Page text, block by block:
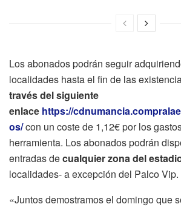
Los abonados podrán seguir
localidades hasta el fin de las
través del siguiente
enlace https://
os/con un coste de 1,12€ por los
herramienta. Los abonados podrán
entradas decualquier zona del
localidades- a excepción del Palco Vip.
«Juntos demostramos el domingo que